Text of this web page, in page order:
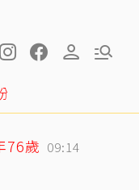
76歲 09:14